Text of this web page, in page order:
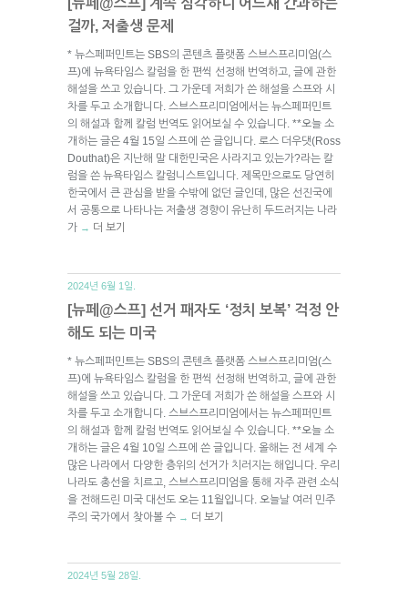
걸까, 저출생 문제
* 뉴스페퍼민트는 SBS의 콘텐츠 플랫폼 스브스프리미엄(스
프)에 뉴욕타임스 칼럼을 한 편씩 선정해 번역하고, 글에 관한
해설을 쓰고 있습니다. 그 가운데 저희가 쓴 해설을 스프와 시
차를 두고 소개합니다. 스브스프리미엄에서는 뉴스페퍼민트
의 해설과 함께 칼럼 번역도 읽어보실 수 있습니다. **오늘 소
개하는 글은 4월 15일 스프에 쓴 글입니다. 로스 더우댓(Ross
Douthat)은 지난해 말 대한민국은 사라지고 있는가?라는 칼
럼을 쓴 뉴욕타임스 칼럼니스트입니다. 제목만으로도 당연히
한국에서 큰 관심을 받을 수밖에 없던 글인데, 많은 선진국에
서 공통으로 나타나는 저출생 경향이 유난히 두드러지는 나라
가 → 더 보기
2024년 6월 1일.
[뉴페@스프] 선거 패자도 ‘정치 보복’ 걱정 안
해도 되는 미국
* 뉴스페퍼민트는 SBS의 콘텐츠 플랫폼 스브스프리미엄(스
프)에 뉴욕타임스 칼럼을 한 편씩 선정해 번역하고, 글에 관한
해설을 쓰고 있습니다. 그 가운데 저희가 쓴 해설을 스프와 시
차를 두고 소개합니다. 스브스프리미엄에서는 뉴스페퍼민트
의 해설과 함께 칼럼 번역도 읽어보실 수 있습니다. **오늘 소
개하는 글은 4월 10일 스프에 쓴 글입니다. 올해는 전 세계 수
많은 나라에서 다양한 층위의 선거가 치러지는 해입니다. 우리
나라도 총선을 치르고, 스브스프리미엄을 통해 자주 관련 소식
을 전해드린 미국 대선도 오는 11월입니다. 오늘날 여러 민주
주의 국가에서 찾아볼 수 → 더 보기
2024년 5월 28일.